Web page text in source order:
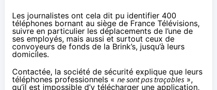
Les journalistes ont cela dit pu identifier 400
téléphones bornant au siège de France Télévisions,
suivre en particulier les déplacements de l’une de
ses employés, mais aussi et surtout ceux de
convoyeurs de fonds de la Brink’s, jusqu’à leurs
domiciles.
Contactée, la société de sécurité explique que leurs
téléphones professionnels « ne sont pas traçables »,
qu’il est impossible d’y télécharger une application,